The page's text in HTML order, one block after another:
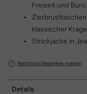
Freizeit und Büro
klassischer
Strickjacke in
Rechtliche Bedenken melden
Details